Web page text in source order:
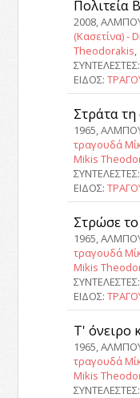
Πολιτεία
2008,
(Κασετίνα) -
Theodorakis,
ΣΥΝΤΕΛΕΣΤΕΣ:
ΕΙΔΟΣ:
Στράτα
1965,
τραγουδά
Mikis
ΣΥΝΤΕΛΕΣΤΕΣ:
ΕΙΔΟΣ:
Στρώσε
1965,
τραγουδά
Mikis
ΣΥΝΤΕΛΕΣΤΕΣ:
ΕΙΔΟΣ:
Τ' όνειρο
1965,
τραγουδά
Mikis
ΣΥΝΤΕΛΕΣΤΕΣ: